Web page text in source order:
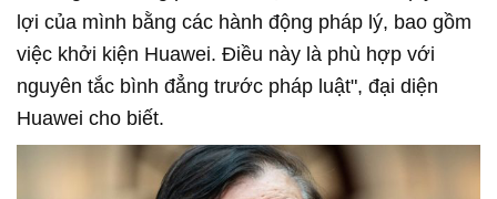
lợi của mình bằng các hành động pháp lý, bao gồm
việc khởi kiện Huawei. Điều này là phù hợp với
nguyên tắc bình đẳng trước pháp luật", đại diện
Huawei cho biết.